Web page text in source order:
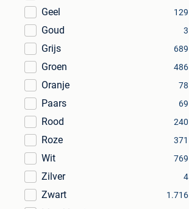
Geel 129
Goud 3
Grijs 689
Groen 486
Oranje 78
Paars 69
Rood 240
Roze 371
Wit 769
Zilver 4
Zwart 1.716